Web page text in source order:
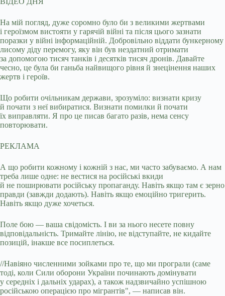
На мій погляд, дуже соромно було би з великими жертвами
і героїзмом вистояти у гарячій війні та після цього зазнати
поразки у війні інформаційній. Добровільно віддати бункерному
лисому діду перемогу, яку він був нездатний отримати
за допомогою тисяч танків і десятків тисяч дронів. Давайте
чесно, це була би ганьба найвищого рівня й знецінення наших
жертв і героїв.
Що робити очільникам держави, зрозуміло: визнати кризу
й почати з неї вибиратися. Визнати помилки й почати
їх виправляти. Я про це писав багато разів, нема сенсу
повторювати.
РЕКЛАМА
А що робити кожному і кожній з нас, ми часто забуваємо. А нам
треба лише одне: не вестися на російські вкиди
й не поширювати російську пропаганду. Навіть якщо там є зерно
правди (завжди додають). Навіть якщо емоційно тригерить.
Навіть якщо дуже хочеться.
Поле бою — ваша свідомість. І ви за нього несете повну
відповідальність. Тримайте лінію, не відступайте, не кидайте
позицій, інакше все посиплеться.
//Навіяно численними зойками про те, що ми програли (саме
тоді, коли Сили оборони України починають домінувати
у середніх і дальніх ударах), а також надзвичайно успішною
російською операцією про мігрантів", — написав він.